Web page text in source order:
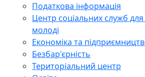
Податкова інформація
Центр соціальних служб для
молоді
Економіка та
Безбар'єрність
Територіальний центр